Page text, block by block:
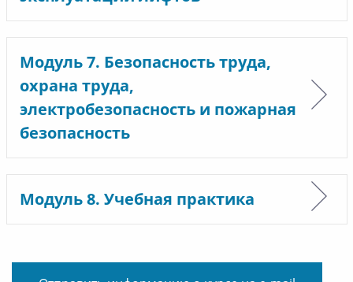
Модуль 7. Безопасность труда,
охрана труда,
электробезопасность и пожарная
безопасность
Модуль 8. Учебная практика